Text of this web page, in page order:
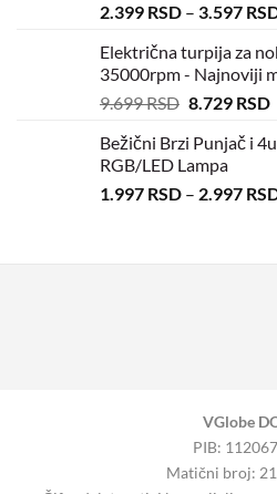
2.399 RSD – 3.597
Električna turpija za
35000rpm - Najnoviji
9.699RSD 8.729 RSD
Bežični Brzi Punjač i
RGB/LED Lampa
1.997 RSD – 2.997
VGlobe
PIB:
Matični broj: